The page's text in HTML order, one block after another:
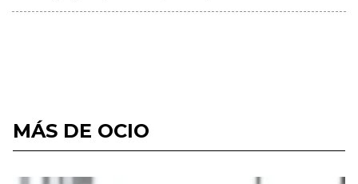
MÁS DE OCIO